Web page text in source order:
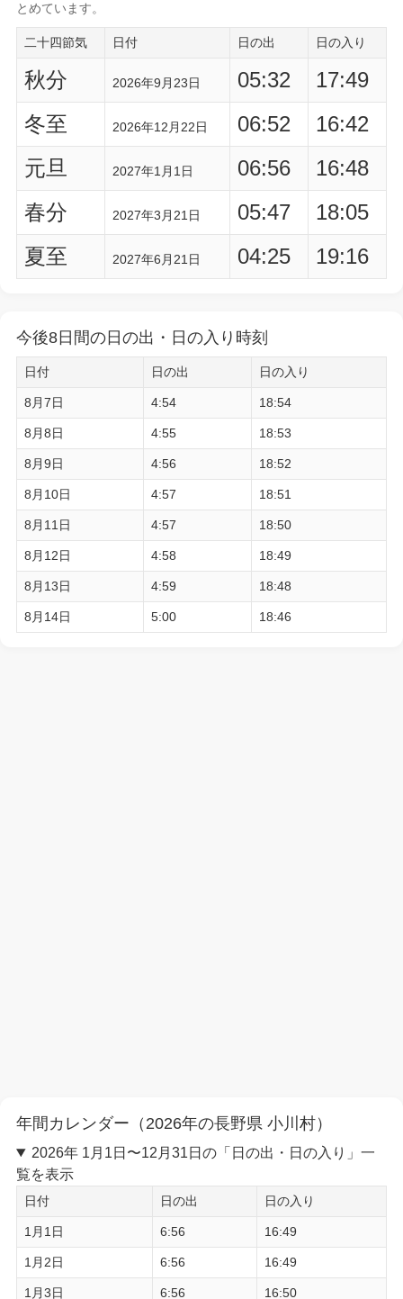
とめています。
二十四節気 日付 日の出 日の入り
秋分 2026年9月23日 05:32
17:49
冬至
2026年12月22日 06:52
16:42
元旦
2027年1月1日 06:56
16:48
春分
2027年3月21日 05:47
18:05
夏至
2027年6月21日 04:25 19:16
今後8日間の日の出・日の入り時刻
日付 日の出 日の入り
8月7日 4:54 18:54
8月8日 4:55 18:53
8月9日 4:56 18:52
8月10日 4:57 18:51
8月11日 4:57 18:50
8月12日 4:58 18:49
8月13日 4:59 18:48
8月14日 5:00 18:46
年間カレンダー（2026年の長野県 小川村）
2026年 1月1日〜12月31日の「日の出・日の入り」一
覧を表示
日付 日の出 日の入り
1月1日 6:56 16:49
1月2日 6:56 16:49
1月3日 6:56 16:50